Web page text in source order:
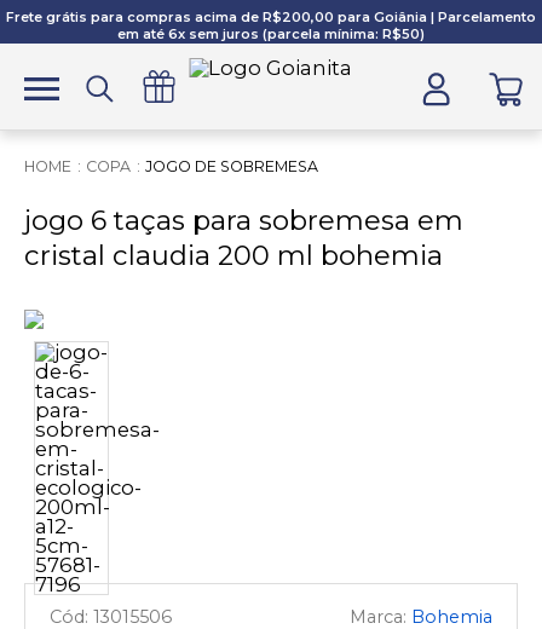
Frete grátis para compras acima de R$200,00 para Goiânia | Parcelamento
em até 6x sem juros (parcela mínima: R$50)
COPA JOGO DE SOBREMESA
jogo 6 taças para sobremesa em
cristal claudia 200 ml bohemia
13015506 Bohemia